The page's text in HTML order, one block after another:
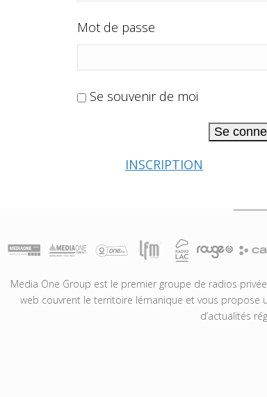
Mot de passe
Se souvenir de moi
Se
INSCRIPTION
Media One Group est le premier groupe de radios
web couvrent le territoire lémanique et vous propose
d’actualités